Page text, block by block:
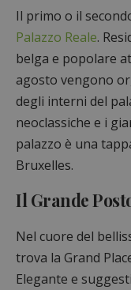
Il primo o il
Palazzo Reale.
belga e popolare
agosto vengono
degli interni del
neoclassiche e i
palazzo è una
Bruxelles.
Il Grande
Nel cuore del
trova la Grand
Elegante e